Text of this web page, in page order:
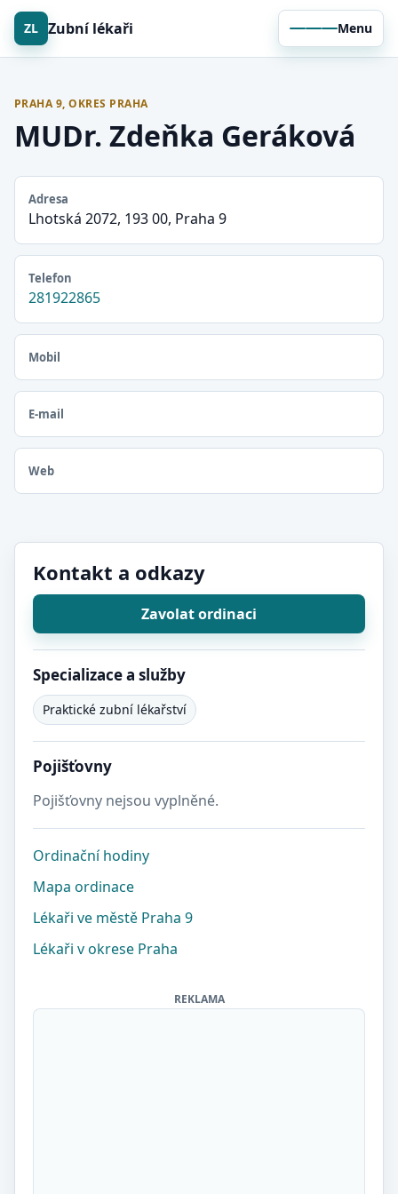
ZL Zubní lékaři Menu
PRAHA 9, OKRES PRAHA
MUDr. Zdeňka Geráková
Adresa
Lhotská 2072, 193 00, Praha 9
Telefon
281922865
Mobil
E-mail
Web
Kontakt a odkazy
Zavolat ordinaci
Specializace a služby
Praktické zubní lékařství
Pojišťovny
Pojišťovny nejsou vyplněné.
Ordinační hodiny
Mapa ordinace
Lékaři ve městě Praha 9
Lékaři v okrese Praha
REKLAMA